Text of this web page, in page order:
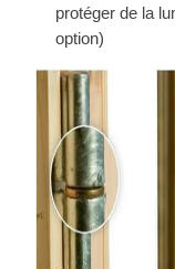
protéger de la
option)